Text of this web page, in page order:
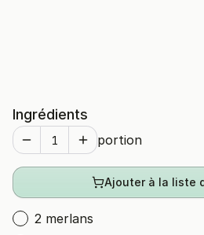
Ingrédients
portion
Ajouter à la liste
2 merlans